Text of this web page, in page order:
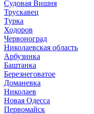
Судовая Вишня
Трускавец
Турка
Ходоров
Червоноград
Николаевская область
Арбузинка
Баштанка
Березнеговатое
Доманевка
Николаев
Новая Одесса
Первомайск